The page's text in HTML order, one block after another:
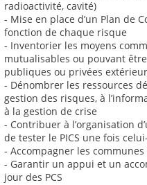
radioactivité, cavité)
- Mise en place d’un Plan de
fonction de chaque risque
- Inventorier les moyens
mutualisables ou pouvant
publiques ou privées
- Dénombrer les ressources
gestion des risques, à
à la gestion de crise
- Contribuer à l’organisation
de tester le PICS une fois
- Accompagner les
- Garantir un appui et un
jour des PCS